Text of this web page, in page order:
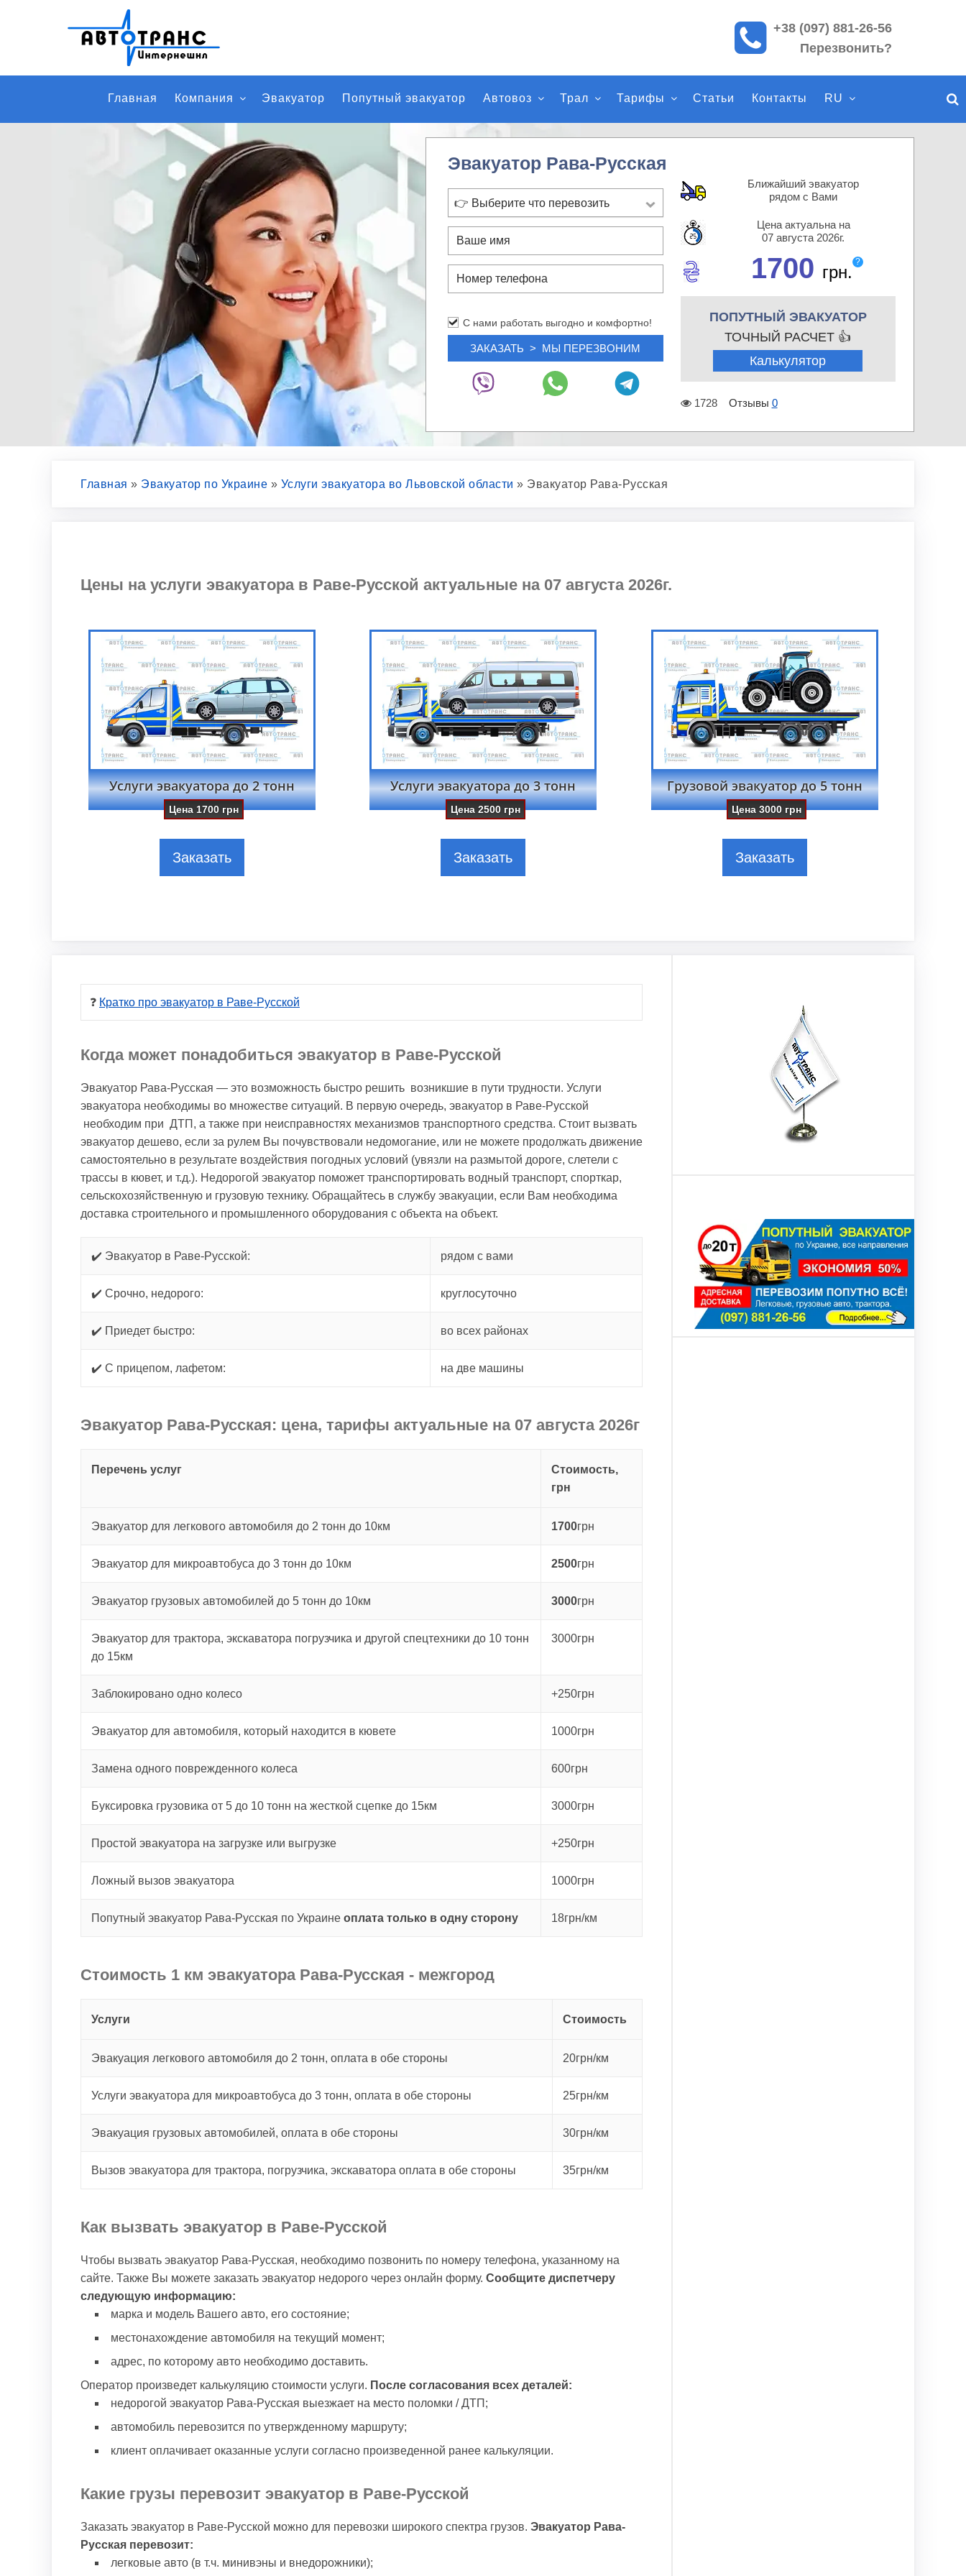
к
п
о
й
у
+38 (097) 881-26-56
Перезвонить?
Главная Компания Эвакуатор Попутный эвакуатор Автовоз Трал Тарифы Статьи Контакты RU
Эвакуатор Рава-Русская
👉 Выберите что перевозить
С нами работать выгодно и комфортно!
Ближайший эвакуатор
рядом с Вами
Цена актуальна на
07 августа 2026г.
1700 грн.
?
ПОПУТНЫЙ ЭВАКУАТОР
ТОЧНЫЙ РАСЧЕТ 👍
Калькулятор
1728 Отзывы 0
Главная » Эвакуатор по Украине » Услуги эвакуатора во Львовской области » Эвакуатор Рава-Русская
Цены на услуги эвакуатора в Раве-Русской актуальные на 07 августа 2026г.
Услуги эвакуатора до 2 тонн
Цена 1700 грн
Заказать
Услуги эвакуатора до 3 тонн
Цена 2500грн
Заказать
Грузовой эвакуатор до 5 тонн
Цена3000 грн
Заказать
❓ Кратко про эвакуатор в Раве-Русской
Когда может понадобиться эвакуатор в Раве-Русской
Эвакуатор Рава-Русская — это возможность быстро решить возникшие в пути трудности. Услуги
эвакуатора необходимы во множестве ситуаций. В первую очередь, эвакуатор в Раве-Русской
необходим при ДТП, а также при неисправностях механизмов транспортного средства. Стоит вызвать
эвакуатор дешево, если за рулем Вы почувствовали недомогание, или не можете продолжать движение
самостоятельно в результате воздействия погодных условий (увязли на размытой дороге, слетели с
трассы в кювет, и т.д.). Недорогой эвакуатор поможет транспортировать водный транспорт, спорткар,
сельскохозяйственную и грузовую технику. Обращайтесь в службу эвакуации, если Вам необходима
доставка строительного и промышленного оборудования с объекта на объект.
✔️ Эвакуатор в Раве-Русской: рядом с вами
✔️ Срочно, недорого: круглосуточно
✔️ Приедет быстро: во всех районах
✔️ С прицепом, лафетом: на две машины
Эвакуатор Рава-Русская: цена, тарифы актуальные на 07 августа 2026г
Перечень услуг
Стоимость,
грн
Эвакуатор для легкового автомобиля до 2 тонн до 10км 1700грн
Эвакуатор для микроавтобуса до 3 тонн до 10км 2500грн
Эвакуатор грузовых автомобилей до 5 тонн до 10км 3000грн
Эвакуатор для трактора, экскаватора погрузчика и другой спецтехники до 10 тонн
до 15км
3000грн
Заблокировано одно колесо +250грн
Эвакуатор для автомобиля, который находится в кювете 1000грн
Замена одного поврежденного колеса 600грн
Буксировка грузовика от 5 до 10 тонн на жесткой сцепке до 15км 3000грн
Простой эвакуатора на загрузке или выгрузке +250грн
Ложный вызов эвакуатора 1000грн
Попутный эвакуатор Рава-Русская по Украине оплата только в одну сторону 18грн/км
Стоимость 1 км эвакуатора Рава-Русская - межгород
Услуги Стоимость
Эвакуация легкового автомобиля до 2 тонн, оплата в обе стороны 20грн/км
Услуги эвакуатора для микроавтобуса до 3 тонн, оплата в обе стороны 25грн/км
Эвакуация грузовых автомобилей, оплата в обе стороны 30грн/км
Вызов эвакуатора для трактора, погрузчика, экскаватора оплата в обе стороны 35грн/км
Как вызвать эвакуатор в Раве-Русской
Чтобы вызвать эвакуатор Рава-Русская, необходимо позвонить по номеру телефона, указанному на
сайте. Также Вы можете заказать эвакуатор недорого через онлайн форму. Сообщите диспетчеру
следующую информацию:
марка и модель Вашего авто, его состояние;
местонахождение автомобиля на текущий момент;
адрес, по которому авто необходимо доставить.
Оператор произведет калькуляцию стоимости услуги. После согласования всех деталей:
недорогой эвакуатор Рава-Русская выезжает на место поломки / ДТП;
автомобиль перевозится по утвержденному маршруту;
клиент оплачивает оказанные услуги согласно произведенной ранее калькуляции.
Какие грузы перевозит эвакуатор в Раве-Русской
Заказать эвакуатор в Раве-Русской можно для перевозки широкого спектра грузов. Эвакуатор Рава-
Русская перевозит:
легковые авто (в т.ч. минивэны и внедорожники);